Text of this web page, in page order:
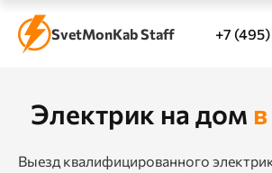
SvetMonKab Staff +7
Электрик на дом
Выезд квалифицированного